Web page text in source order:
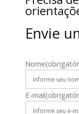
Envie
Nome
E-mail